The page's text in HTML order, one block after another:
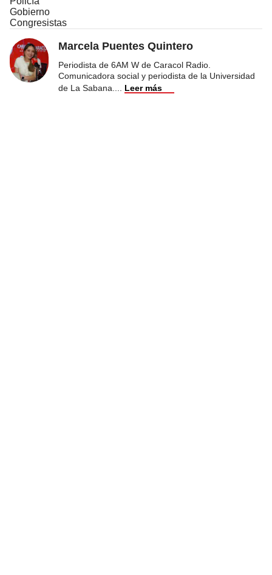
Gobierno
Congresistas
Marcela Puentes Quintero
Periodista de 6AM W de Caracol Radio.
Comunicadora social y periodista de la Universidad
de La Sabana.
Leer más